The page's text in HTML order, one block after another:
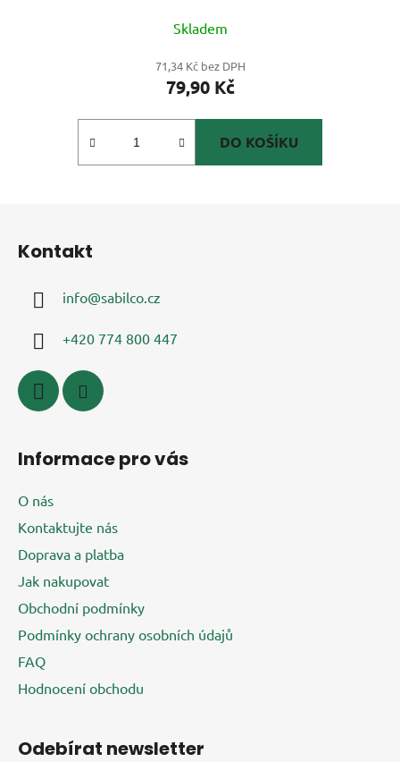
Skladem
71,34 Kč bez DPH
79,90 Kč
DO KOŠÍKU
Kontakt
info@sabilco.cz
+420 774 800 447
Informace pro vás
O nás
Kontaktujte nás
Doprava a platba
Jak nakupovat
Obchodní podmínky
Podmínky ochrany osobních údajů
FAQ
Hodnocení obchodu
Odebírat newsletter